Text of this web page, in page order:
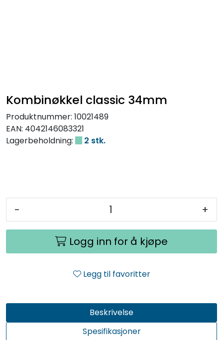
Kombinøkkel classic 34mm
Produktnummer: 10021489
EAN: 4042146083321
Lagerbeholdning:
2 stk.
- +
Logg inn for å kjøpe
Legg til favoritter
Beskrivelse
Spesifikasjoner